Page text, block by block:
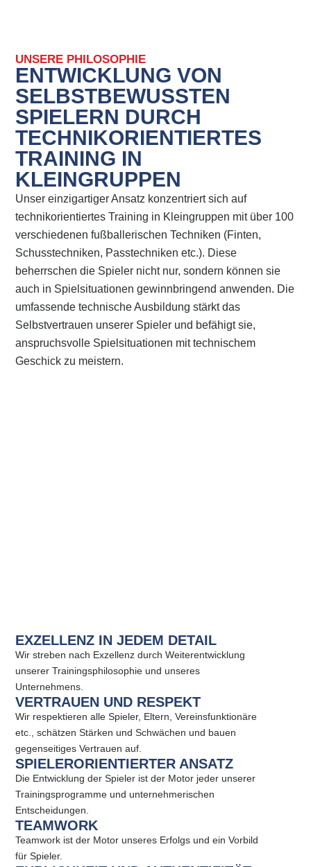
UNSERE PHILOSOPHIE
ENTWICKLUNG VON
SELBSTBEWUSSTEN
SPIELERN DURCH
TECHNIKORIENTIERTES
TRAINING IN
KLEINGRUPPEN
Unser einzigartiger Ansatz konzentriert sich auf
technikorientiertes Training in Kleingruppen mit über 100
verschiedenen fußballerischen Techniken (Finten,
Schusstechniken, Passtechniken etc.). Diese
beherrschen die Spieler nicht nur, sondern können sie
auch in Spielsituationen gewinnbringend anwenden. Die
umfassende technische Ausbildung stärkt das
Selbstvertrauen unserer Spieler und befähigt sie,
anspruchsvolle Spielsituationen mit technischem
Geschick zu meistern.
EXZELLENZ IN JEDEM DETAIL
Wir streben nach Exzellenz durch Weiterentwicklung
unserer Trainingsphilosophie und unseres
Unternehmens.
VERTRAUEN UND RESPEKT
Wir respektieren alle Spieler, Eltern, Vereinsfunktionäre
etc., schätzen Stärken und Schwächen und bauen
gegenseitiges Vertrauen auf.
SPIELERORIENTIERTER ANSATZ
Die Entwicklung der Spieler ist der Motor jeder unserer
Trainingsprogramme und unternehmerischen
Entscheidungen.
TEAMWORK
Teamwork ist der Motor unseres Erfolgs und ein Vorbild
für Spieler.